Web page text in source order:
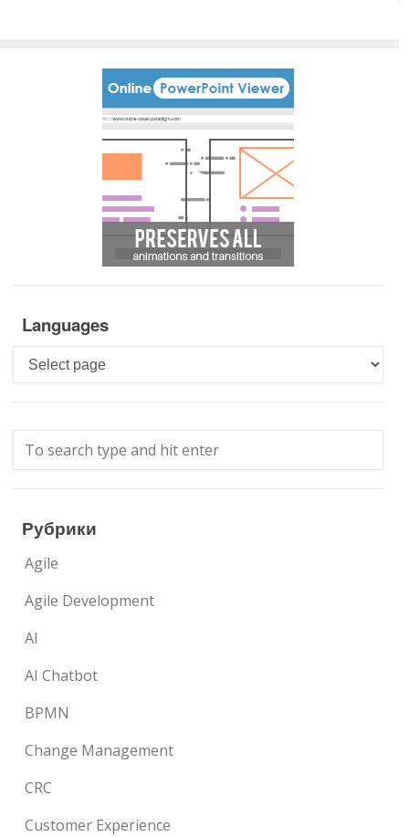
Languages
Languages
Рубрики
Agile
Agile Development
AI
AI Chatbot
BPMN
Change Management
CRC
Customer Experience